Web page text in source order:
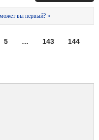
вы первый? »
5 … 143 144